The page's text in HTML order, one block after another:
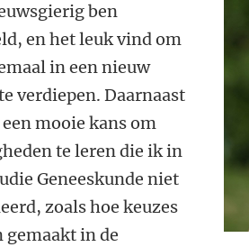
ben
en het leuk vind om
in een nieuw
verdiepen. Daarnaast
mooie kans om
te leren die ik in
Geneeskunde niet
zoals hoe keuzes
gemaakt in de